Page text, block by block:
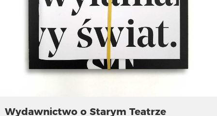
Wydawnictwo o Starym Teatrze